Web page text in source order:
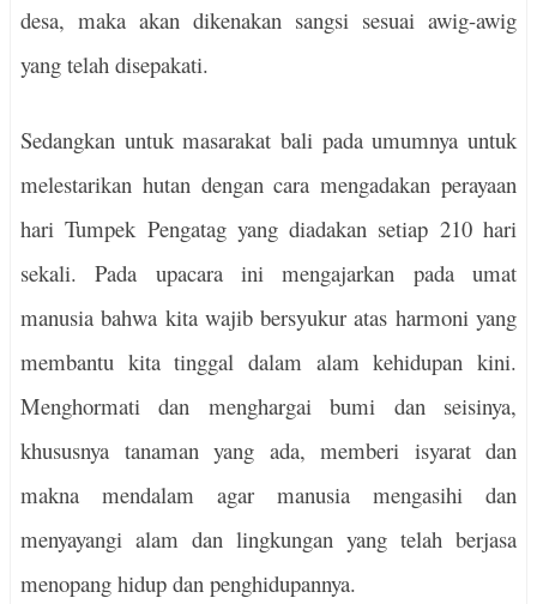
desa, maka akan dikenakan sangsi sesuai awig-awig
yang telah disepakati.
Sedangkan untuk masarakat bali pada umumnya untuk
melestarikan hutan dengan cara mengadakan perayaan
hari Tumpek Pengatag yang diadakan setiap 210 hari
sekali. Pada upacara ini mengajarkan pada umat
manusia bahwa kita wajib bersyukur atas harmoni yang
membantu kita tinggal dalam alam kehidupan kini.
Menghormati dan menghargai bumi dan seisinya,
khususnya tanaman yang ada, memberi isyarat dan
makna mendalam agar manusia mengasihi dan
menyayangi alam dan lingkungan yang telah berjasa
menopang hidup dan penghidupannya.